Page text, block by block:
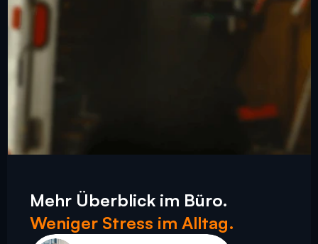
Mehr Überblick im Büro.
Weniger Stress im Alltag.